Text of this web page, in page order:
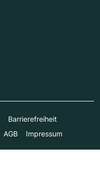
Barrierefreiheit
AGB Impressum